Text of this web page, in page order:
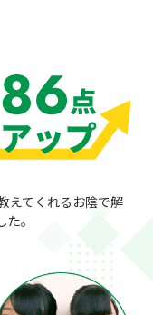
えてくれるお陰で解
。